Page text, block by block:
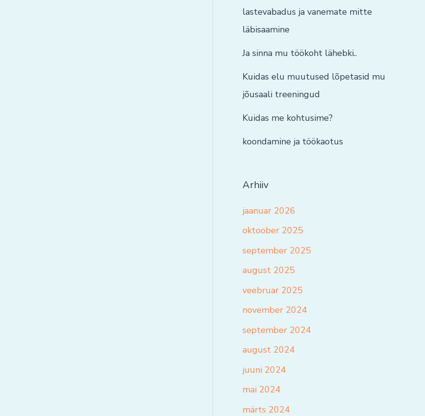
lastevabadus ja vanemate mitte
läbisaamine
Ja sinna mu töökoht lähebki..
Kuidas elu muutused lõpetasid mu
jõusaali treeningud
Kuidas me kohtusime?
koondamine ja töökaotus
Arhiiv
jaanuar 2026
oktoober 2025
september 2025
august 2025
veebruar 2025
november 2024
september 2024
august 2024
juuni 2024
mai 2024
märts 2024